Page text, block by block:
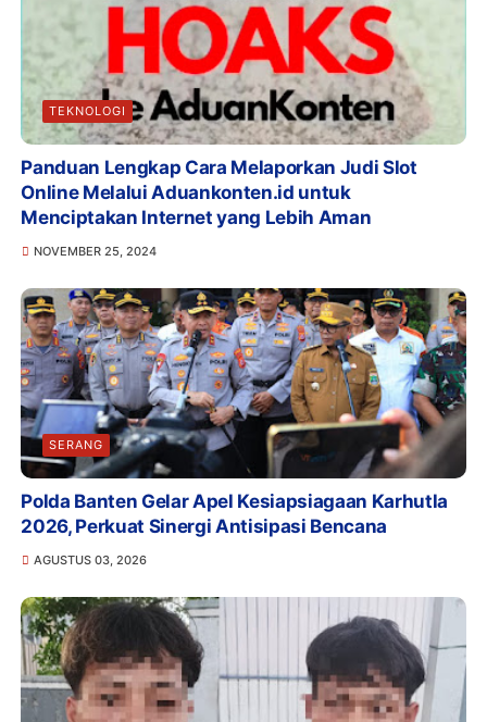
TEKNOLOGI
Panduan Lengkap Cara Melaporkan Judi Slot
Online Melalui Aduankonten.id untuk
Menciptakan Internet yang Lebih Aman
NOVEMBER 25, 2024
SERANG
Polda Banten Gelar Apel Kesiapsiagaan Karhutla
2026, Perkuat Sinergi Antisipasi Bencana
AGUSTUS 03, 2026